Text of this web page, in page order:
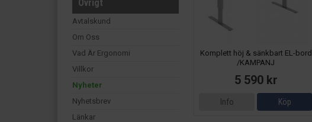
Övrigt
Avtalskund
Om Oss
Vad Är Ergonomi
Villkor
Nyheter
Nyhetsbrev
Länkar
Komplett höj & sänkbart EL-bord
/KAMPANJ
5 590 kr
Info Köp